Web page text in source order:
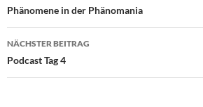
Phänomene in der Phänomania
NÄCHSTER BEITRAG
Podcast Tag 4